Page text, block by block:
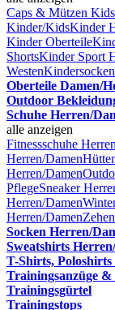
Caps & Mützen
Kinder/KidsKinder
Kinder Oberteile
ShortsKinder Sport
WestenKindersocken
Oberteile Damen/
Outdoor
Schuhe Herren/
alle anzeigen
Fitnessschuhe
Herren/Damen
Herren/Damen
PflegeSneaker
Herren/Damen
Herren/Damen
Socken Herren/
Sweatshirts
T-Shirts,
Trainingsanzüge &
Trainingsgürtel
Trainingstops